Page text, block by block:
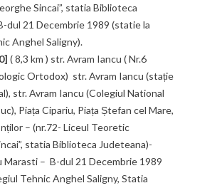
Sincai”, statia Biblioteca
dul 21 Decembrie 1989 (statie la
Anghel Saligny).
( 8,3 km ) str. Avram Iancu ( Nr.6
Ortodox) str. Avram Iancu (stație
str. Avram Iancu (Colegiul National
Piața Cipariu, Piața Ștefan cel Mare,
– (nr.72- Liceul Teoretic
statia Biblioteca Judeteana)-
Marasti – B-dul 21 Decembrie 1989
Tehnic Anghel Saligny, Statia